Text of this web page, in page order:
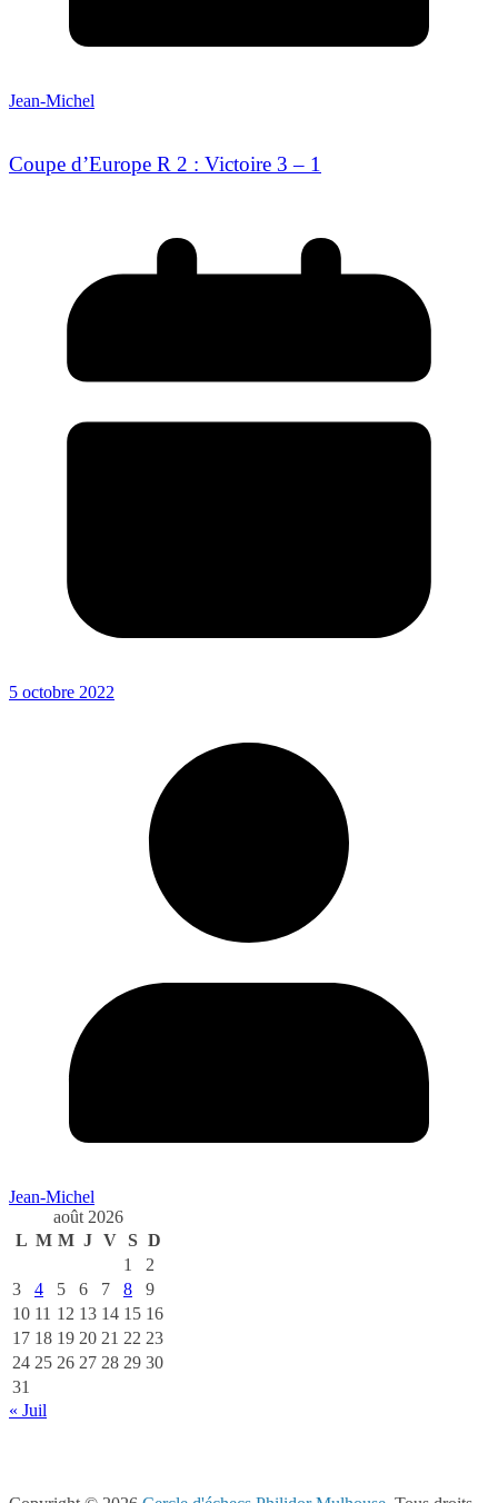
Jean-Michel
Coupe d’Europe R 2 : Victoire 3 – 1
5 octobre 2022
Jean-Michel
août 2026
L M M J V S D
1
2
3
4 5 6 7 8
9
10 11 12 13 14 15 16
17 18 19 20 21 22 23
24 25 26 27 28 29 30
31
« Juil